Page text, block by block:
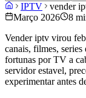
IPTV
vender
Março 2026
8
Vender iptv virou
canais, filmes,
fortunas por TV a
servidor estavel,
experimentar antes